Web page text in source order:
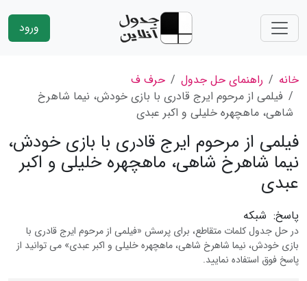
ورود
خانه راهنمای حل جدول
حرف ف
فیلمى از مرحوم ایرج قادرى با بازى خودش، نیما شاهرخ
شاهى، ماهچهره خلیلى و اكبر عبدى
فیلمى از مرحوم ایرج قادرى با بازى خودش،
نیما شاهرخ شاهى، ماهچهره خلیلى و اكبر
عبدى
پاسخ: شبکه
در حل جدول کلمات متقاطع، برای پرسش «فیلمى از مرحوم ایرج قادرى با
بازى خودش، نیما شاهرخ شاهى، ماهچهره خلیلى و اكبر عبدى» می توانید از
پاسخ فوق استفاده نمایید.